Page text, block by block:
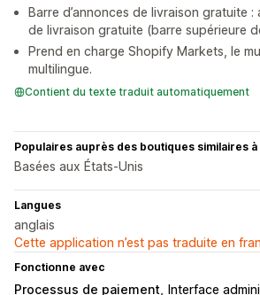
Barre d’annonces de livraison gratuite
de livraison gratuite (barre supérieure
Prend en charge Shopify Markets, le
multilingue.
Contient du texte traduit automatiquement
Populaires auprès des boutiques similaires à
Basées aux États-Unis
Langues
anglais
Cette application n’est pas traduite en
Fonctionne avec
Processus de paiement Interface